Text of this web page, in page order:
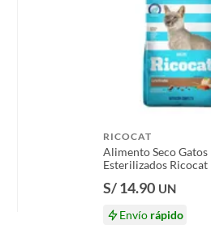
RICOCAT
Alimento Seco Gatos
Esterilizados Ricocat
S/ 14.90 UN
Envío rápido